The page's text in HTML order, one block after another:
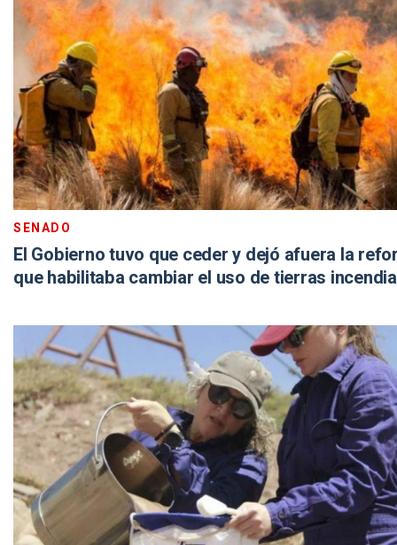
SENADO
El Gobierno tuvo que ceder y dejó afuera la
que habilitaba cambiar el uso de tierras